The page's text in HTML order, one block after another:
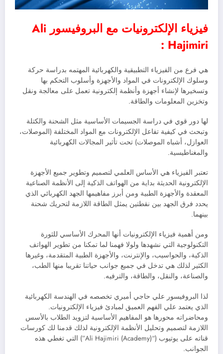
فيزياء الإلكترونيات مع البروفيسور Ali
Hajimiri :
هي فرع من الفيزياء التطبيقية والكهربائية المهتمه بدراسة حركة
وسلوك الإلكترونات في المواد والأجهزة وأسلوب التحكم بها
وتسخيرها لإنشاء أجهزة وأنظمة إلكترونية تعمل على معالجة ونقل
وتخزين المعلومات والطاقة.
لها دور قوي في دراسة الجسيمات الأساسية مثل الشحنة والكتلة
وتبحث في كيفية تفاعل الإلكترونات مع المواد المختلفة (الموصلات،
العوازل، أشباه الموصلات) تحت تأثير المجالات الكهربائية
والمغناطيسية.
تعتبر الفيزياء هي الأساس العلمي لتصميم وتطوير جميع الأجهزة
الإلكترونية الحديثة بداية من الهواتف الذكية إلى الأنظمة الصناعية
المعقدة والأجهزة الطبية ومن أبرز مفاهيمها الجهد الكهربائي الذي
يحدد فرق الجهد بين نقطتين يمثل الطاقة اللازمة لتحريك شحنة
بينهما.
ومن أهمية فيزياء الإلكترونيات أنها المحرك الأساسي للثورة
التكنولوجية التي نشهدها ولولا فهمنا لما تمكنا من تطوير الهواتف
الذكية، والحواسيب، والإنترنت، والأجهزة الطبية المتقدمة، وغيرها
الكثير لذلك هي تدخل في جميع جوانب حياتنا تقريبا منها الطب،
والصناعة، والنقل، والطاقة، والترفيه.
لذا البروفيسور علي حاجي أميري تخصصه في الهندسة الكهربائية
الذي يعتمد علي الفهم العميق لمبادئ فيزياء الإلكترونيات.
ومحاضراته محورها هو المفاهيم الأساسية لتزويد الطلاب بالأسس
اللازمة لتصميم وتحليل الأنظمة الإلكترونية لذلك قدمنا لك كورسات
قناته على يوتيوب (“Ali Hajimiri (Academy)”) التي تغطي هذه
الجوانب.